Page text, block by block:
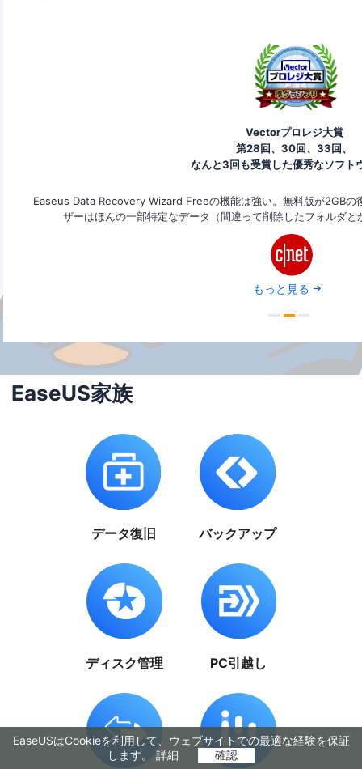
EaseUSはCookieを利用して、ウェブサイトでの最適な経験を保証
します。 詳細 確認
Vectorプロレジ大賞
第28回、30回、33回、
なんと3回も受賞した優秀なソフト
Easeus Data Recovery Wizard Freeの機能は強い。無料版が2GBの
ザーはほんの一部特定なデータ（間違って削除したフォルダ
もっと見る
EaseUS家族
データ復旧 バックアップ
ディスク管理 PC引越し